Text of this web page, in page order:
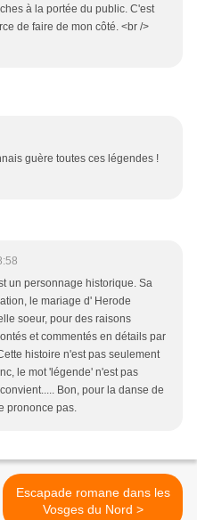
à la portée du public. C'est
de faire de mon côté. <br />
guère toutes ces légendes !
un personnage historique. Sa
le mariage d' Herode
soeur, pour des raisons
et commentés en détails par
histoire n'est pas seulement
le mot 'légende' n'est pas
Bon, pour la danse de
prononce pas.
Escapade romane dans les
Vosges du Nord >